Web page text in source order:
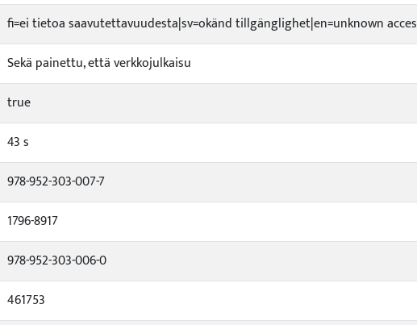
fi=ei tietoa saavutettavuudesta|sv=okänd tillgänglighet|en=unknown
Sekä painettu, että verkkojulkaisu
true
43 s
978-952-303-007-7
1796-8917
978-952-303-006-0
461753